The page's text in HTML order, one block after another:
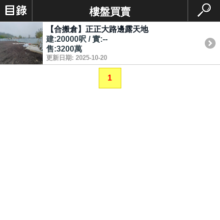
樓盤買賣
【合搬倉】正正大路邊露天地
建:20000呎 / 實:--
售:3200萬
更新日期: 2025-10-20
1